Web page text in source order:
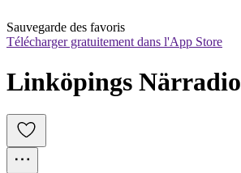
Sauvegarde des favoris
Télécharger gratuitement dans l'App Store
Linköpings Närradio